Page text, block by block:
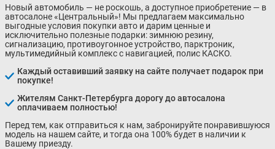
Новый автомобиль — не роскошь, а доступное приобретение — в
автосалоне «Центральный»! Мы предлагаем максимально
выгодные условия покупки авто и дарим ценные и
исключительно полезные подарки: зимнюю резину,
сигнализацию, противоугонное устройство, парктроник,
мультимедийный комплекс с навигацией, полис КАСКО.
Каждый оставивший заявку на сайте получает подарок при
покупке!
Жителям Санкт-Петербурга дорогу до автосалона
оплачиваем полностью!
Перед тем, как отправиться к нам, забронируйте понравившуюся
модель на нашем сайте, и тогда она 100% будет в наличии к
Вашему приезду.